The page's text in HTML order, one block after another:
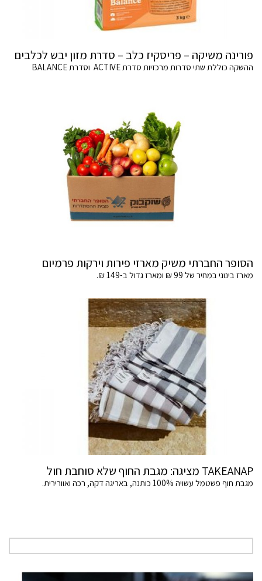
פורינה משיקה – פריסקיז כלב – סדרת מזון יבש לכלבים
ההשקה כוללת שתי סדרות מרכזיות סדרת ACTIVE וסדרת BALANCE
הסופר החברתי משיק מארזי פירות וירקות פרמיום
מארז בינוני במחיר של 99 ₪ ומארז גדול ב-149 ₪.
TAKEANAP מציגה: מגבת החוף שלא סוחבת חול
מגבת חוף פשטמל עשויה 100% כותנה, באריגה דקה, רכה ואוורירית.